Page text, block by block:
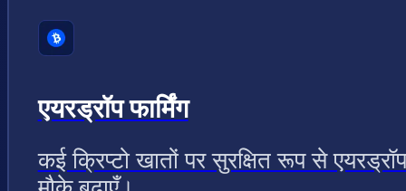
एयरड्रॉप फार्मिंग
कई क्रिप्टो खातों पर सुरक्षित रूप से एयरड्रॉप